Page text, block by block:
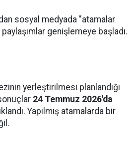
sosyal medyada "atamalar
genişlemeye başladı.
yerleştirilmesi planlandığı
24 Temmuz 2026'da
Yapılmış atamalarda bir